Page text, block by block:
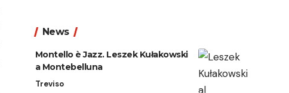
News
Montello è Jazz. Leszek Kułakowski
a Montebelluna
Treviso